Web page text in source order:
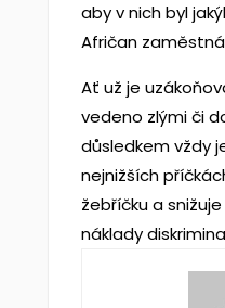
aby v nich byl
Afričan
Ať už je
vedeno zlými či
důsledkem vždy
nejnižších
žebříčku a
náklady